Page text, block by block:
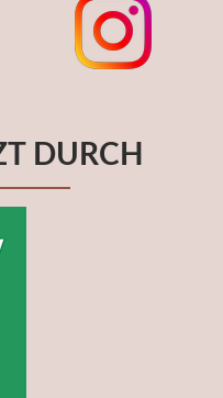
DURCH